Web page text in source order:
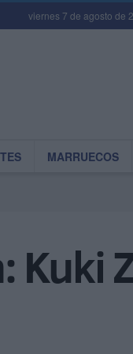
viernes 7 de agosto de
MARRUECOS
Kuki